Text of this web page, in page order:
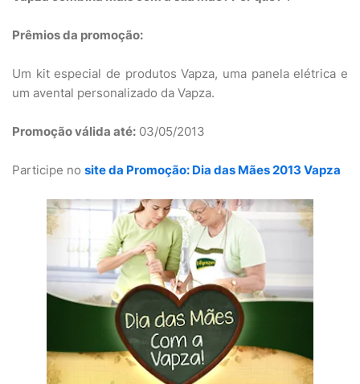
Prêmios da promoção:
Um kit especial de produtos Vapza, uma panela elétrica e
um avental personalizado da Vapza.
Promoção válida até: 03/05/2013
Participe no site da Promoção: Dia das Mães 2013 Vapza